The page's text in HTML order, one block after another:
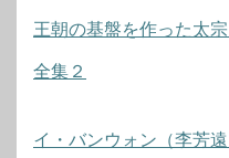
王朝の基盤を作った太
全集２
イ・バンウォン（李芳